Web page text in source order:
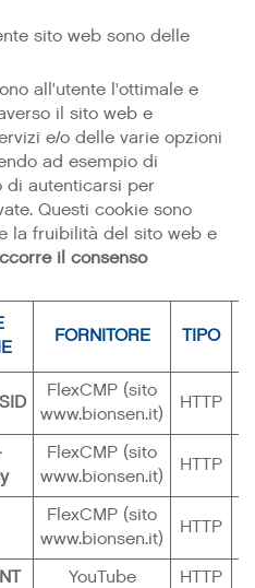
sito web sono delle
all'utente l'ottimale e
il sito web e
e/o delle varie opzioni
ad esempio di
di autenticarsi per
Questi cookie sono
la fruibilità del sito web e
il consenso
FORNITORE TIPO
FlexCMP (sito
www.bionsen.it)
HTTP
FlexCMP (sito
www.bionsen.it)
HTTP
FlexCMP (sito
www.bionsen.it)
HTTP
YouTube HTTP